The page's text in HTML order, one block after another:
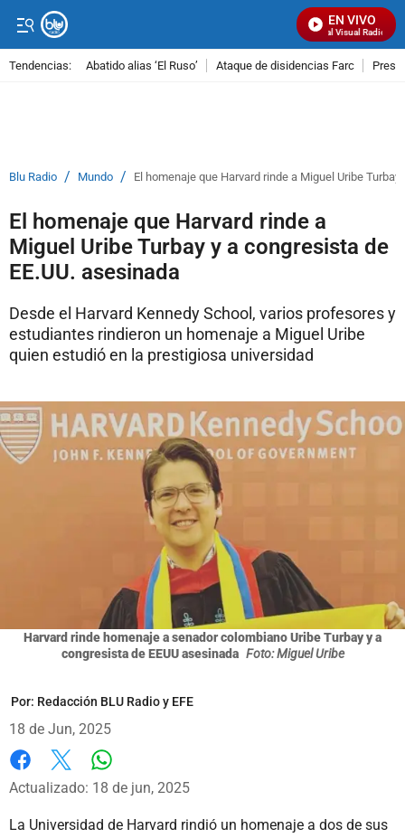
EN VIVO
Señal Visual Radio
Tendencias: Abatido alias ‘El Ruso’ Ataque de disidencias Farc
Blu Radio / Mundo / El homenaje que Harvard rinde a Miguel Uribe
El homenaje que Harvard rinde a
Miguel Uribe Turbay y a congresista de
EE.UU. asesinada
Desde el Harvard Kennedy School, varios profesores y
estudiantes rindieron un homenaje a Miguel Uribe
quien estudió en la prestigiosa universidad
Harvard rinde homenaje a senador colombiano Uribe Turbay y a
congresista de EEUU asesinada Foto: Miguel Uribe
Por: Redacción BLU Radio y EFE
18 de Jun, 2025
Facebook
X
Actualizado: 18 de jun, 2025
La Universidad de Harvard rindió un homenaje a dos de sus